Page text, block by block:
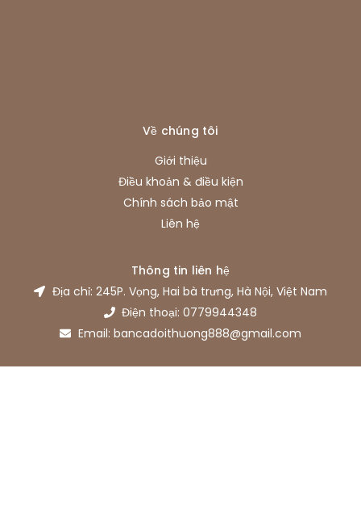
Về chúng tôi
Giới thiệu
Điều khoản & điều kiện
Chính sách bảo mật
Liên hệ
Thông tin liên hệ
Địa chỉ: 245P. Vọng, Hai bà trưng, Hà Nội, Việt Nam
Điện thoại: 0779944348
Email: bancadoithuong888@gmail.com